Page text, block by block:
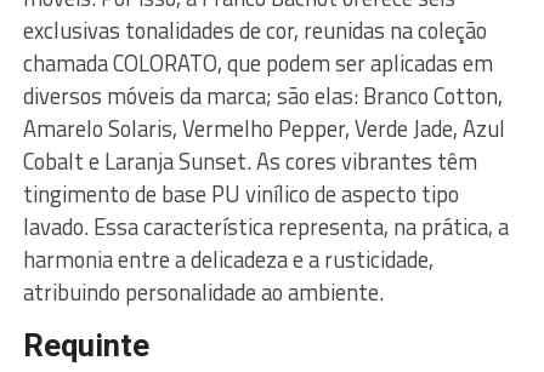
exclusivas tonalidades de cor, reunidas na coleção
chamada COLORATO, que podem ser aplicadas em
diversos móveis da marca; são elas: Branco Cotton,
Amarelo Solaris, Vermelho Pepper, Verde Jade, Azul
Cobalt e Laranja Sunset. As cores vibrantes têm
tingimento de base PU vinílico de aspecto tipo
lavado. Essa característica representa, na prática, a
harmonia entre a delicadeza e a rusticidade,
atribuindo personalidade ao ambiente.
Requinte